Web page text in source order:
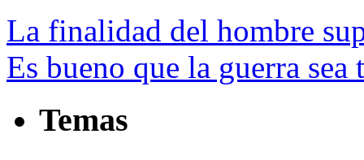
La finalidad del hombre
Es bueno que la guerra sea
Temas